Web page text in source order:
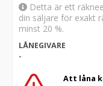
Detta är ett
din säljare för exakt
minst 20 %.
LÅNEGIVARE
-
Att låna